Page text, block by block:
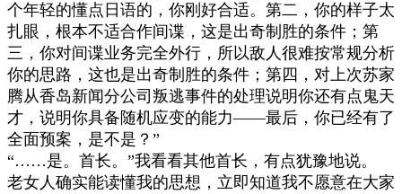
个年轻的懂点日语的，你刚好合适。第二，你的样子太
扎眼，根本不适合作间谍，这是出奇制胜的条件；第
三，你对间谍业务完全外行，所以敌人很难按常规分析
你的思路，这也是出奇制胜的条件；第四，对上次苏家
腾从香岛新闻分公司叛逃事件的处理说明你还有点鬼天
才，说明你具备随机应变的能力——最后，你已经有了
全面预案，是不是？ ”
“……是。首长。 ”我看看其他首长，有点犹豫地说。
老女人确实能读懂我的思想，立即知道我不愿意在大家